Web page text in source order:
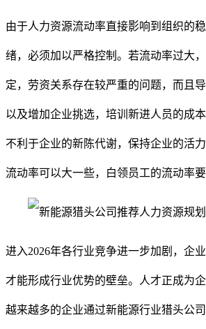
由于人力资源流动率直接影响到组织的
绪，必须加以严格控制。若流动率过大
定，劳资关系存在较严重的问题，而且
以及增加企业挑选，培训新进人员的成
不利于企业的新陈代谢，保持企业的活
流动率可以大一些，白领员工的流动率要
进入2026年各行业竞争进一步加剧，企
才能形成行业优势的壁垒。人才正成为
越来越多的企业通过新能源行业猎头公